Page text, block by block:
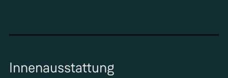
Innenausstattung